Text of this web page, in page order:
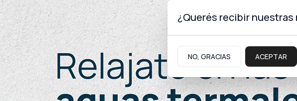
Viernes 7 deAgosto de 2026
Neuquinidad Gabinete Turismo Educación
¿Querés recibir
NO, GRACIAS ACEPTAR